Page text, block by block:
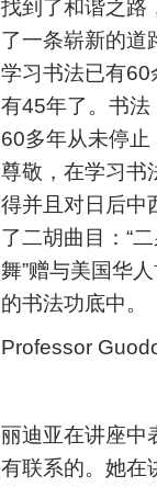
找到了和谐之路
了一条崭新的道
学习书法已有
有45年了。书
60多年从未停
尊敬，在学习书
得并且对日后中
了二胡曲目：“
舞”赠与美国华
的书法功底中。
Professor
丽迪亚在讲座中
有联系的。她在